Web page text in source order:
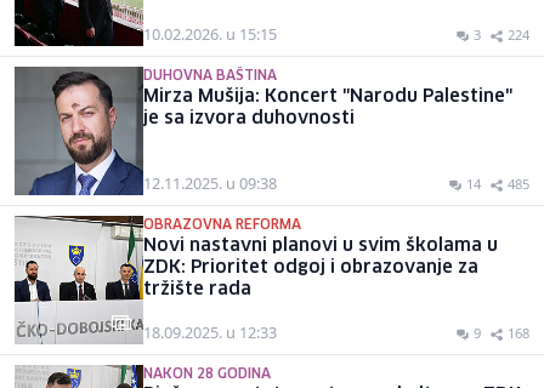
10.02.2026. u 15:15 3 224
DUHOVNA BAŠTINA
Mirza Mušija: Koncert "Narodu Palestine"
je sa izvora duhovnosti
12.11.2025. u 09:38 14 485
OBRAZOVNA REFORMA
Novi nastavni planovi u svim školama u
ZDK: Prioritet odgoj i obrazovanje za
tržište rada
18.09.2025. u 12:33 9 168
NAKON 28 GODINA